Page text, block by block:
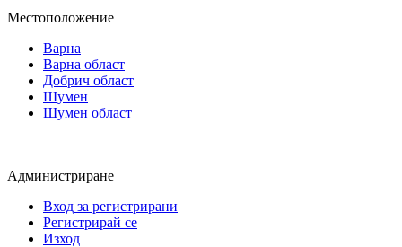
Местоположение
Варна
Варна област
Добрич област
Шумен
Шумен област
Администриране
Вход за регистрирани
Регистрирай се
Изход